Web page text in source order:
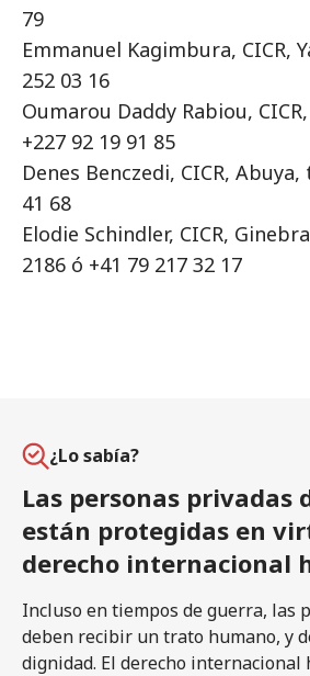
79
Emmanuel Kagimbura, CICR,
252 03 16
Oumarou Daddy Rabiou,
+227 92 19 91 85
Denes Benczedi, CICR, Abuya,
41 68
Elodie Schindler, CICR,
2186 ó +41 79 217 32 17
¿Lo sabía?
Las personas privadas
están protegidas en
derecho internacional
Incluso en tiempos de guerra, las
deben recibir un trato humano, y
dignidad. El derecho